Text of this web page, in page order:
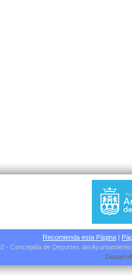
Recomienda esta Página |
- Concejalía de Deportes del